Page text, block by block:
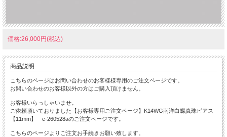
価格:26,000円(税込)
商品説明
こちらのページはお問い合わせのお客様様専用のご注文ページです。
お問い合わせのお客様以外の方はご購入頂けません。
お客様いらっしゃいませ。
ご依頼頂いておりました【お客様専用ご注文ページ】K14WG南洋白蝶真珠ピアス
【11mm】 e-260528aのご注文ページです。
こちらのページよりご注文お手続きお願い致します。